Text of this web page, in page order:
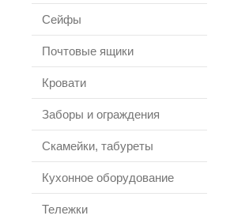
Сейфы
Почтовые ящики
Кровати
Заборы и ограждения
Скамейки, табуреты
Кухонное оборудование
Тележки